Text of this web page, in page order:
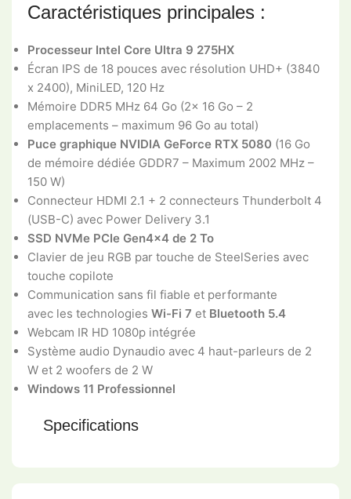
Caractéristiques principales :
Processeur Intel Core Ultra 9 275HX
Écran IPS de 18 pouces avec résolution UHD+ (3840
x 2400), MiniLED, 120 Hz
Mémoire DDR5 MHz 64 Go (2x 16 Go – 2
emplacements – maximum 96 Go au total)
Puce graphique NVIDIA GeForce RTX 5080 (16 Go
de mémoire dédiée GDDR7 – Maximum 2002 MHz –
150 W)
Connecteur HDMI 2.1 + 2 connecteurs Thunderbolt 4
(USB-C) avec Power Delivery 3.1
SSD NVMe PCIe Gen4x4 de 2 To
Clavier de jeu RGB par touche de SteelSeries avec
touche copilote
Communication sans fil fiable et performante
avec les technologies Wi-Fi 7 et Bluetooth 5.4
Webcam IR HD 1080p intégrée
Système audio Dynaudio avec 4 haut-parleurs de 2
W et 2 woofers de 2 W
Windows 11 Professionnel
Specifications